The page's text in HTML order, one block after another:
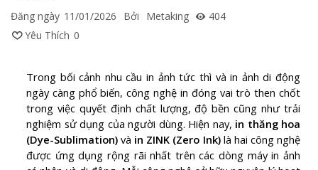
Đăng ngày 11/01/2026 Bởi Metaking
404
Yêu Thích 0
Trong bối cảnh nhu cầu in ảnh tức thì và in ảnh di động
ngày càng phổ biến, công nghệ in đóng vai trò then chốt
trong việc quyết định chất lượng, độ bền cũng như trải
nghiệm sử dụng của người dùng. Hiện nay, in thăng hoa
(Dye-Sublimation) và in ZINK (Zero Ink)là hai công nghệ
được ứng dụng rộng rãi nhất trên các dòng máy in ảnh